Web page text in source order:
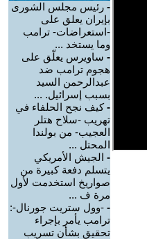
- رئيس مجلس الشورى
بإيران يعلق على
-استعراضات- ترامب
وما يستخد ...
- ساويرس يعلّق على
هجوم ترامب ضد
عبدالرحمن السيد
بسبب إسرائيل. ...
-كيف نجح الحلفاء في
تهريب -سلاح هتلر
العجيب- من بولندا
المحتل ...
- الجيش الأمريكي
يتسلم دفعة كبيرة من
صواريخ استخدمت لأول
مرة ف ...
- -وول ستريت جورنال-:
ترامب يأمر بإجراء
تحقيق بشأن تسريب